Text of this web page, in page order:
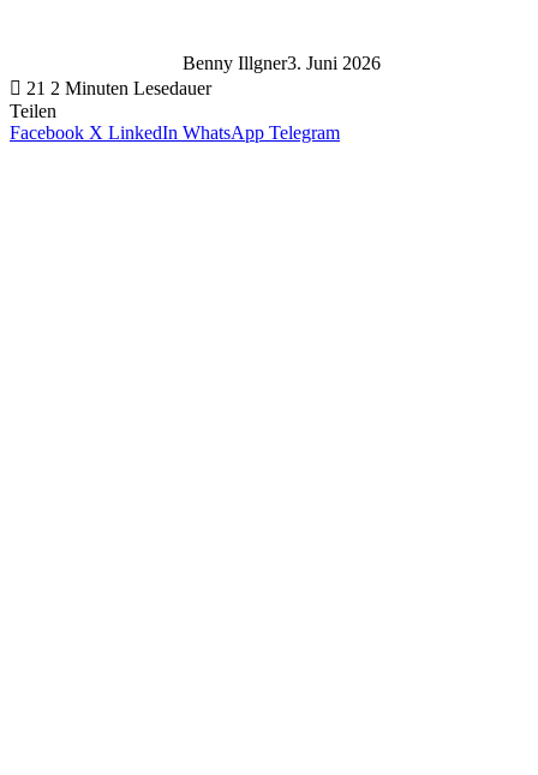
Benny Illgner3. Juni 2026
21 2 Minuten Lesedauer
Teilen
Facebook X LinkedIn WhatsApp Telegram